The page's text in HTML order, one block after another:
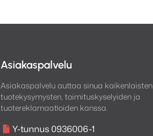
Asiakaspalvelu
Asiakaspalvelu auttaa sinua kaikenlaisten
tuotekysymysten, toimituskyselyiden ja
tuotereklamaatioiden kanssa.
Y-tunnus 0936006-1